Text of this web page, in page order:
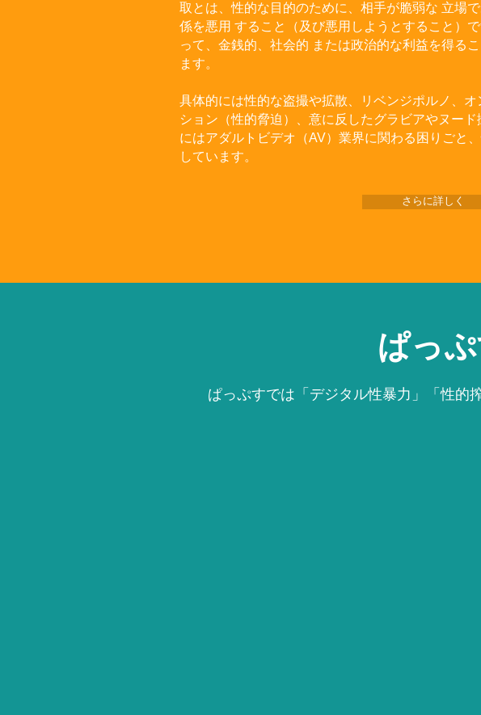
取とは、性的な目的のために、相手が脆弱な 立場
係を悪用 すること（及び悪用しようとすること）
って、金銭的、社会的 または政治的な利益を得る
ます。
具体的には性的な盗撮や拡散、リベンジポルノ、
ション（性的脅迫）、意に反したグラビアやヌー
にはアダルトビデオ（AV）業界に関わる困りごと
しています。
さらに詳しく
ぱっ
ぱっぷすでは「デジタル性暴力」「性的